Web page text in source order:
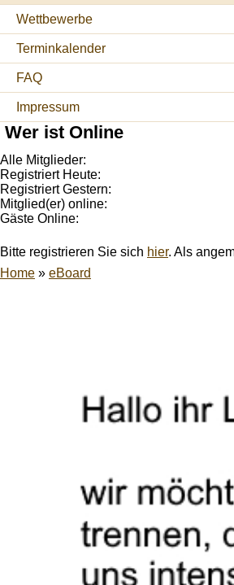
Wettbewerbe
Terminkalender
FAQ
Impressum
Wer ist Online
Alle Mitglieder:
Registriert Heute:
Registriert Gestern:
Mitglied(er) online:
Gäste Online:
Bitte registrieren Sie sich hier. Als
Home » eBoard